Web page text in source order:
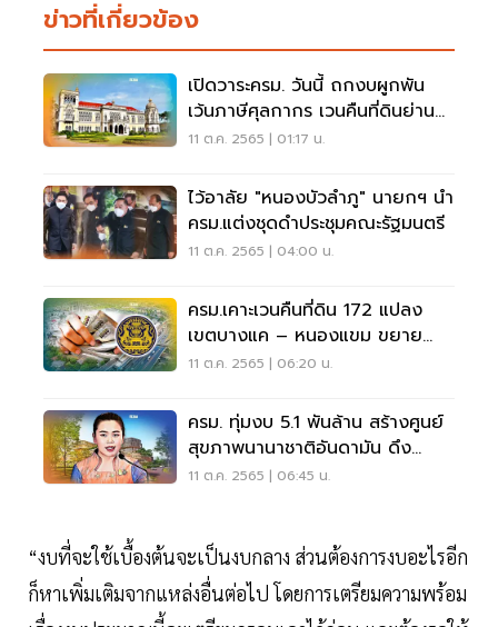
ข่าวที่เกี่ยวข้อง
เปิดวาระครม. วันนี้ ถกงบผูกพัน
เว้นภาษีศุลกากร เวนคืนที่ดินย่าน
บางแค
11 ต.ค. 2565 | 01:17 น.
ไว้อาลัย "หนองบัวลำภู" นายกฯ นำ
ครม.แต่งชุดดำประชุมคณะรัฐมนตรี
11 ต.ค. 2565 | 04:00 น.
ครม.เคาะเวนคืนที่ดิน 172 แปลง
เขตบางแค – หนองแขม ขยาย
ทางหลวง
11 ต.ค. 2565 | 06:20 น.
ครม. ทุ่มงบ 5.1 พันล้าน สร้างศูนย์
สุขภาพนานาชาติอันดามัน ดึง
นทท.เชิงสุขภาพ
11 ต.ค. 2565 | 06:45 น.
“งบที่จะใช้เบื้องต้นจะเป็นงบกลาง ส่วนต้องการงบอะไรอีก
ก็หาเพิ่มเติมจากแหล่งอื่นต่อไป โดยการเตรียมความพร้อม